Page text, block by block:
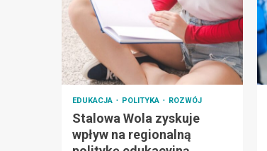
EDUKACJA POLITYKA ROZWÓJ
Stalowa Wola zyskuje
wpływ na regionalną